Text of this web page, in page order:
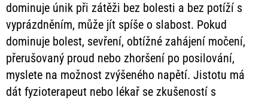
dominuje únik při zátěži bez bolesti a bez potíží s
vyprázdněním, může jít spíše o slabost. Pokud
dominuje bolest, sevření, obtížné zahájení močení,
přerušovaný proud nebo zhoršení po posilování,
myslete na možnost zvýšeného napětí. Jistotu má
dát fyzioterapeut nebo lékař se zkušeností s